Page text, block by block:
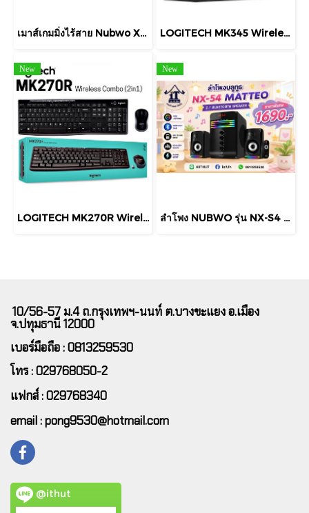
เมาส์เกมมิ่งไร้สาย Nubwo X58 Pro Antares เป็นเมาส์แบบ Tri-mode ที่สามารถเชื่อมต่อได้ 3 รูปแบบ LOGITECH MK345 Wireless Combo KEYBOARD & MOUSE (คีย์ไทย-อังกฤษ) คีย์บอร์ดและเมาส์ไร้สาย ประกัน 1 ปี
New
LOGITECH MK270R Wireless Combo Mouse + Keyboard (คีย์ไทย-อังกฤษ) เชื่อมต่อไร้สายระยะไกล สินค้า มีประกัน
New
ลำโพง NUBWO รุ่น NX-S4 MATTEO Bluetooth Speaker มีไฟ RGB ไฟ RGB ปรับได้ถึง 6 โหมด พร้อมโหมดปิดไฟ
10/56-57 ม.4 ถ.กรุงเทพฯ-นนท์ ต.บางขะแยง อ.เมือง
จ.ปทุมธานี 12000
เบอร์มือถือ : 0813259530
โทร : 029768050-2
แฟกส์ : 029768340
email : pong9530@hotmail.com
@ithut